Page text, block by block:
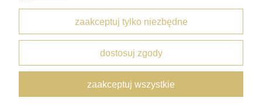
MOJE KONTO
O NAS
zaakceptuj tylko niezbędne
dostosuj zgody
zaakceptuj wszystkie